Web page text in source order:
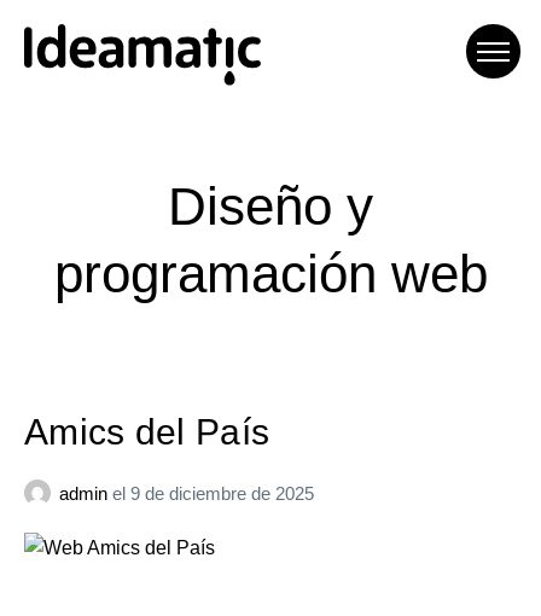
especialitzada en trobar
solucions a mida per a cada
Etiqueta:
Diseño y
programación web
Amics del País
admin el 9 de diciembre de 2025